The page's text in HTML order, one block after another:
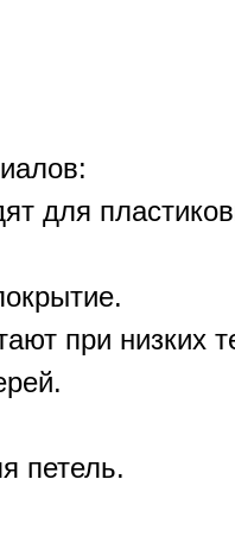
для
при низких
петель.